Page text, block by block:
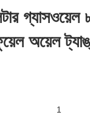
গ্যাসওয়েল
অয়েল
1